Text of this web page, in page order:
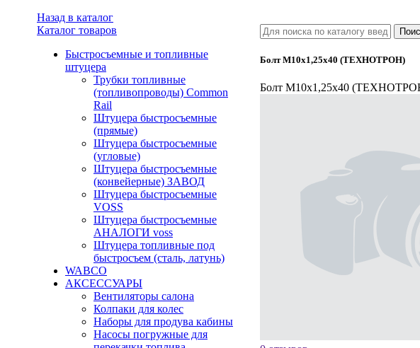
Назад в каталог
Каталог товаров
Быстросъемные и топливные
штуцера
Трубки топливные
(топливопроводы) Common
Rail
Штуцера быстросъемные
(прямые)
Штуцера быстросъемные
(угловые)
Штуцера быстросъемные
(конвейерные) ЗАВОД
Штуцера быстросъемные
VOSS
Штуцера быстросъемные
АНАЛОГИ voss
Штуцера топливные под
быстросъем (сталь, латунь)
WABCO
АКСЕССУАРЫ
Вентиляторы салона
Колпаки для колес
Наборы для продува кабины
Насосы погружные для
Болт М10х1,25х40 (ТЕХНОТРОН)
Болт М10х1,25х40